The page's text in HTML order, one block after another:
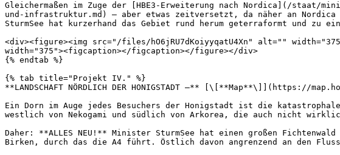
Gleichermaßen im Zuge der [HBE3-Erweiterung nach Nordica](/staat/
und-infrastruktur.md) – aber etwas zeitversetzt, da näher an Nordica
SturmSee hat kurzerhand das Gebiet rund herum geterraformt und zu
<div><figure><img src="/files/hO6jRU7dKoiyyqatU4Xn" alt=""
width="375"><figcaption></figcaption></figure></div>
{% endtab %}
{% tab title="Projekt IV." %}
**LANDSCHAFT NÖRDLICH DER HONIGSTADT –** [\[**Map**\]](https://
Ein Dorn im Auge jedes Besuchers der Honigstadt ist die
westlich von Nekogami und südlich von Arkorea, die auch nicht
Daher: **ALLES NEU!** Minister SturmSee hat einen großen
Birken, durch das die A4 führt. Östlich davon angrenzend an den